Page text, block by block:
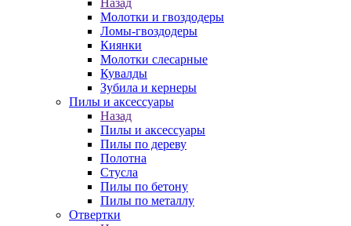
Назад
Молотки и гвоздодеры
Ломы-гвоздодеры
Киянки
Молотки слесарные
Кувалды
Зубила и кернеры
Пилы и аксессуары
Назад
Пилы и аксессуары
Пилы по дереву
Полотна
Стусла
Пилы по бетону
Пилы по металлу
Отвертки